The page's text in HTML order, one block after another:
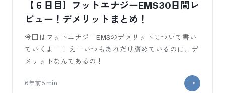
【６日目】フットエナジーEMS30日間レ
ビュー！デメリットまとめ！
今回はフットエナジーEMSのデメリットについて書い
ていくよー！ えーいつもあれだけ褒めているのに、デ
メリットなんてあるの！
6年前5min